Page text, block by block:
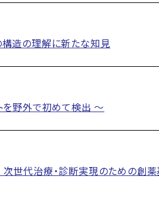
造の理解に新たな知見
野外で初めて検出 ～
代治療・診断実現のための創